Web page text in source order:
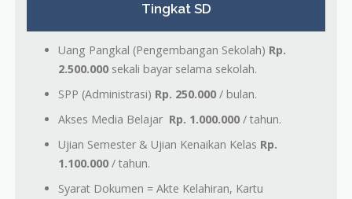
Tingkat SD
Uang Pangkal (Pengembangan Sekolah) Rp.
2.500.000 sekali bayar selama sekolah.
SPP (Administrasi) Rp. 250.000 / bulan.
Akses Media Belajar Rp. 1.000.000 / tahun.
Ujian Semester & Ujian Kenaikan Kelas Rp.
1.100.000 / tahun.
Syarat Dokumen = Akte Kelahiran, Kartu